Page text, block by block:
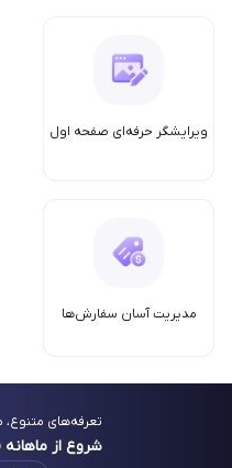
ویرایشگر حرفه‌ای صفحه اول
مدیریت آسان سفارش‌ها
تعرفه‌های
شروع از